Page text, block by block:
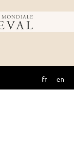
fr en